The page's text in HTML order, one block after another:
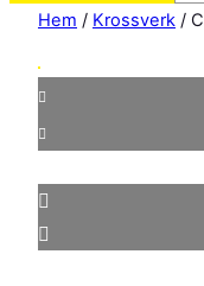
Hem / Krossverk /